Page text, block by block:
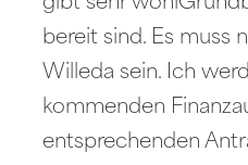
bereit sind. Es muss
Willeda sein. Ich
kommenden
entsprechenden